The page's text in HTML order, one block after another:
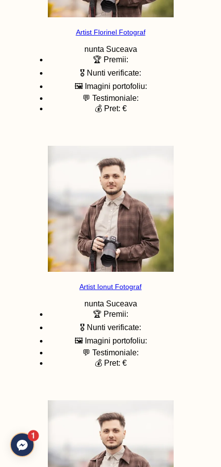
Artist Florinel Fotograf
nunta Suceava
🏆 Premii:
🎖️ Nunti verificate:
🖼️ Imagini portofoliu:
💬 Testimoniale:
💰 Pret: €
Artist Ionut Fotograf
nunta Suceava
🏆 Premii:
🎖️ Nunti verificate:
🖼️ Imagini portofoliu:
💬 Testimoniale:
💰 Pret: €